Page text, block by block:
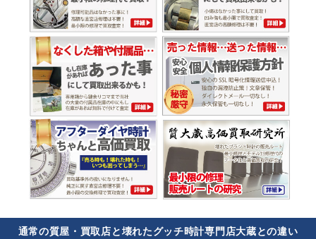
通常の質屋・買取店と壊れたグッチ時計専門店大蔵との違い